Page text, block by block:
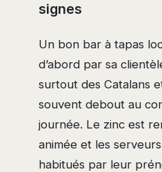
signes
Un bon bar à tapas
d’abord par sa
surtout des Catalans
souvent debout au
journée. Le zinc est
animée et les
habitués par leur